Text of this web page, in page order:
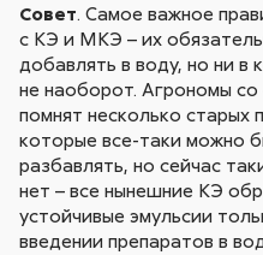
Совет. Самое важное
с КЭ и МКЭ – их
добавлять в воду, но ни в
не наоборот. Агрономы
помнят несколько старых
которые все-таки можно
разбавлять, но сейчас
нет – все нынешние КЭ
устойчивые эмульсии
введении препаратов в